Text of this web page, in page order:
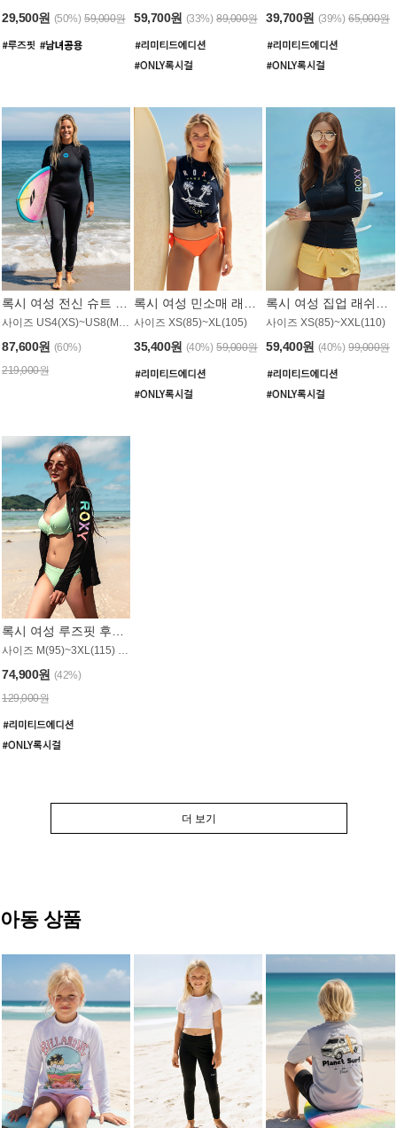
29,500원 (50%) 59,000원 59,700원 (33%) 89,000원 39,700원 (39%) 65,000원
87,600원 (60%)
219,000원
사이즈 XS(85)~XL(105)
35,400원 (40%) 59,000원
사이즈 XS(85)~XXL(110)
59,400원 (40%) 99,000원
록시 여성 루즈핏 후드 래쉬가드 WT900BRX
사이즈 M(95)~3XL(115) / 롱기장 타입
74,900원 (42%)
129,000원
더 보기
아동 상품